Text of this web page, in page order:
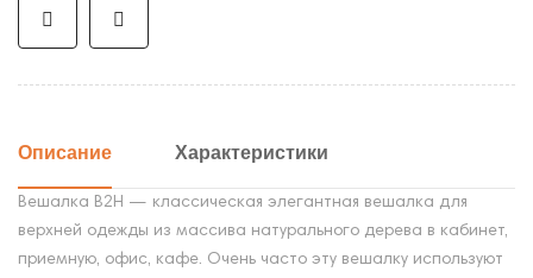
Описание Характеристики
Вешалка В2Н — классическая элегантная вешалка для
верхней одежды из массива натурального дерева в кабинет,
приемную, офис, кафе. Очень часто эту вешалку используют